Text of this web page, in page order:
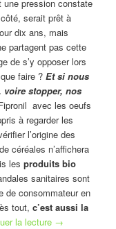
pression constate
serait prêt à
dix ans, mais
partagent pas cette
de s’y opposer lors
faire ?Et si nous
stopper, nos
avec les oeufs
à regarder les
l’origine des
céréales n’affichera
les produits bio
sanitaires sont
de consommateur en
tout, c’est aussi la
la lecture →